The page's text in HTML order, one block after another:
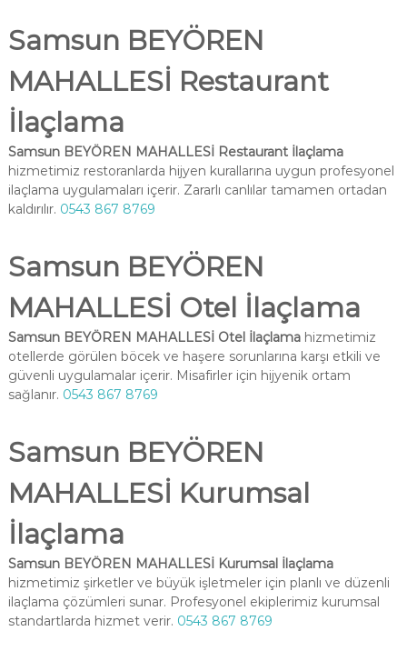
Samsun BEYÖREN
MAHALLESİ Restaurant
İlaçlama
Samsun BEYÖREN MAHALLESİ Restaurant İlaçlama
hizmetimiz restoranlarda hijyen kurallarına uygun profesyonel
ilaçlama uygulamaları içerir. Zararlı canlılar tamamen ortadan
kaldırılır. 0543 867 8769
Samsun BEYÖREN
MAHALLESİ Otel İlaçlama
Samsun BEYÖREN MAHALLESİ Otel İlaçlamahizmetimiz
otellerde görülen böcek ve haşere sorunlarına karşı etkili ve
güvenli uygulamalar içerir. Misafirler için hijyenik ortam
sağlanır. 0543 867 8769
Samsun BEYÖREN
MAHALLESİ Kurumsal
İlaçlama
Samsun BEYÖREN MAHALLESİ Kurumsal İlaçlama
hizmetimiz şirketler ve büyük işletmeler için planlı ve düzenli
ilaçlama çözümleri sunar. Profesyonel ekiplerimiz kurumsal
standartlarda hizmet verir. 0543 867 8769